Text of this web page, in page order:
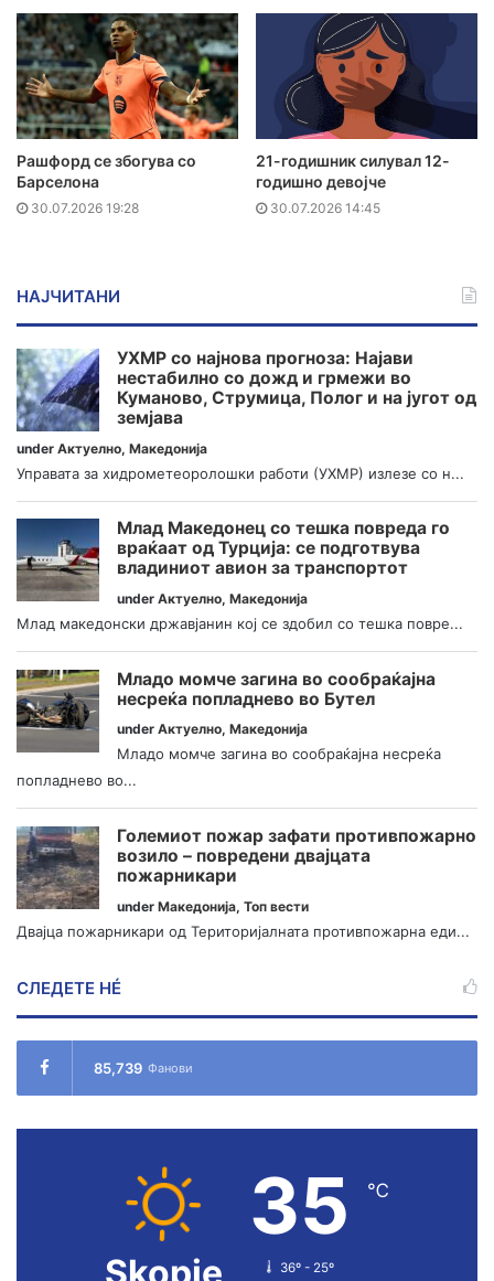
Рашфорд се збогува со
Барселона
30.07.2026 19:28
21-годишник силувал 12-
годишно девојче
30.07.2026 14:45
НАЈЧИТАНИ
УХМР со најнова прогноза: Најави
нестабилно со дожд и грмежи во
Куманово, Струмица, Полог и на југот од
земјава
under Актуелно, Македонија
Управата за хидрометеоролошки работи (УХМР) излезе со н...
Млад Македонец со тешка повреда го
враќаат од Турција: се подготвува
владиниот авион за транспортот
under Актуелно, Македонија
Млад македонски државјанин кој се здобил со тешка повре...
Младо момче загина во сообраќајна
несреќа попладнево во Бутел
under Актуелно, Македонија
Младо момче загина во сообраќајна несреќа
попладнево во...
Големиот пожар зафати противпожарно
возило – повредени двајцата
пожарникари
under Македонија, Топ вести
Двајца пожарникари од Територијалната противпожарна еди...
СЛЕДЕТЕ НÉ
85,739 Фанови
35 ℃
36º - 25º